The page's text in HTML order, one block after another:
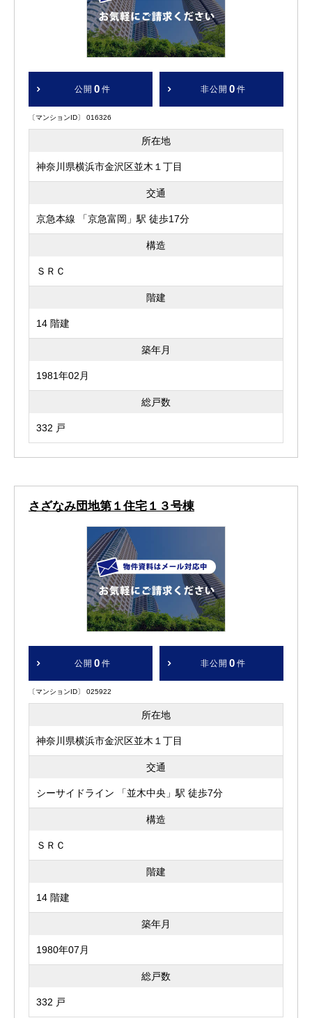
公開 0 件 非公開 0 件
〔マンションID〕 016326
所在地
神奈川県横浜市金沢区並木１丁目
交通
京急本線 「京急富岡」駅 徒歩17分
構造
ＳＲＣ
階建
14 階建
築年月
1981年02月
総戸数
332 戸
さざなみ団地第１住宅１３号棟
公開 0 件 非公開 0 件
〔マンションID〕 025922
所在地
神奈川県横浜市金沢区並木１丁目
交通
シーサイドライン 「並木中央」駅 徒歩7分
構造
ＳＲＣ
階建
14 階建
築年月
1980年07月
総戸数
332 戸